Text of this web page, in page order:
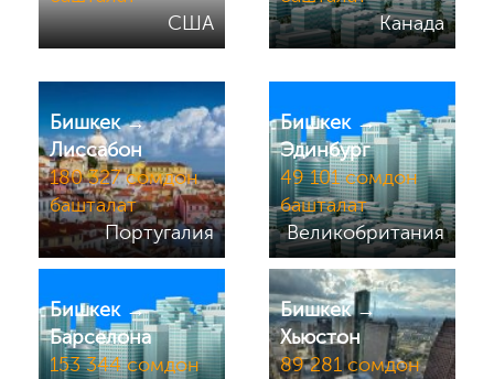
США
Канада
Бишкек →
Лиссабон
180 327 сомдон
башталат
Португалия
Бишкек →
Эдинбург
49 101 сомдон
башталат
Великобритания
Бишкек →
Барселона
153 344 сомдон
Бишкек →
Хьюстон
89 281 сомдон